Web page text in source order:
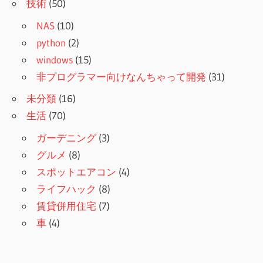
技術 (50)
NAS (10)
python (2)
windows (15)
非プログラマー向けなんちゃって開発 (31)
未分類 (16)
生活 (70)
ガーデニング(3)
グルメ (8)
スポットエアコン (4)
ライフハック (8)
賃貸併用住宅 (7)
車 (4)